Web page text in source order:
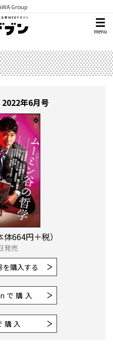
Group
menu
2022年6月号
664円＋税）
発売
を購入する
購入
購入